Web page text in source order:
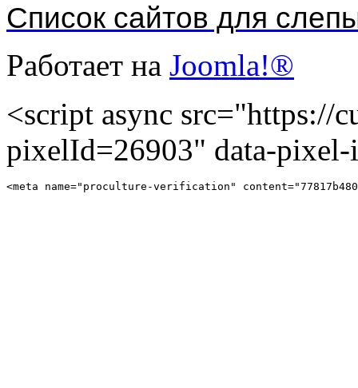
Список сайтов для
Работает на Joomla!®
<script async src="https://
pixelId=26903" data-
<meta name="proculture-verification"